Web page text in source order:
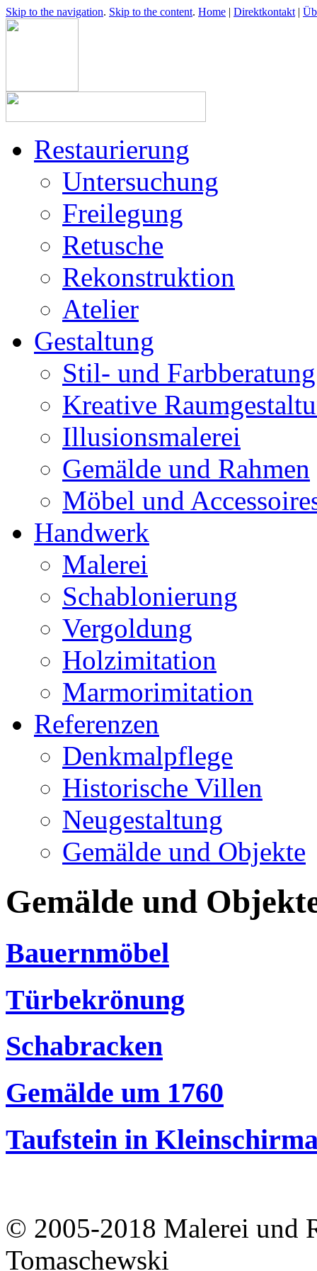
Skip to the navigation. Skip to the content. Home | Direktkontakt |
Restaurierung
Untersuchung
Freilegung
Retusche
Rekonstruktion
Atelier
Gestaltung
Stil- und Farbberatung
Kreative
Illusionsmalerei
Gemälde und Rahmen
Möbel und
Handwerk
Malerei
Schablonierung
Vergoldung
Holzimitation
Marmorimitation
Referenzen
Denkmalpflege
Historische Villen
Neugestaltung
Gemälde und Objekte
Gemälde und
Bauernmöbel
Türbekrönung
Schabracken
Gemälde um 1760
Taufstein in
© 2005-2018 Malerei und
Tomaschewski